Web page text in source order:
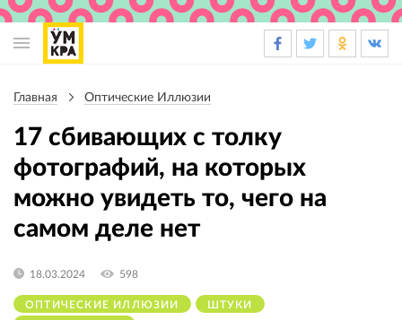
навигация
навигации
Главная Оптические Иллюзии
17 сбивающих с толку
фотографий, на которых
можно увидеть то, чего на
самом деле нет
ОПТИЧЕСКИЕ ИЛЛЮЗИИ
ШТУКИ
18.03.2024 598